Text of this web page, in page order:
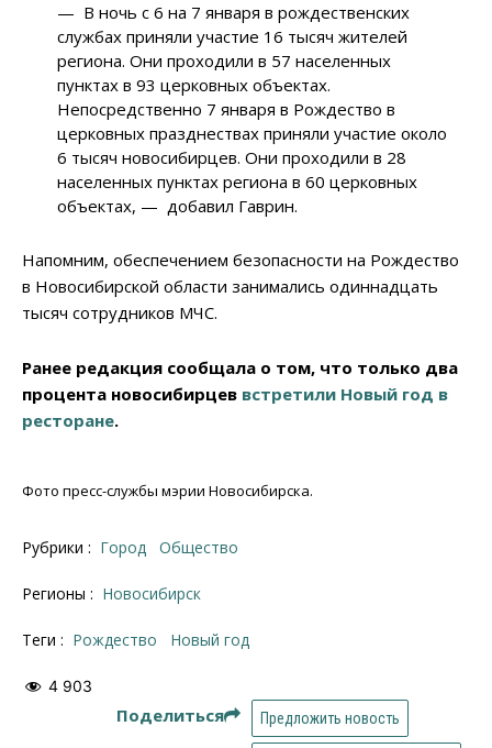
— В ночь с 6 на 7 января в рождественских
службах приняли участие 16 тысяч жителей
региона. Они проходили в 57 населенных
пунктах в 93 церковных объектах.
Непосредственно 7 января в Рождество в
церковных празднествах приняли участие около
6 тысяч новосибирцев. Они проходили в 28
населенных пунктах региона в 60 церковных
объектах, — добавил Гаврин.
Напомним, обеспечением безопасности на Рождество
в Новосибирской области занимались одиннадцать
тысяч сотрудников МЧС.
Ранее редакция сообщала о том, что только два
процента новосибирцев встретили Новый год в
ресторане.
Фото пресс-службы мэрии Новосибирска.
Рубрики : Город Общество
Регионы : Новосибирск
Теги : рождество Новый год
4 903
Поделиться Предложить новость